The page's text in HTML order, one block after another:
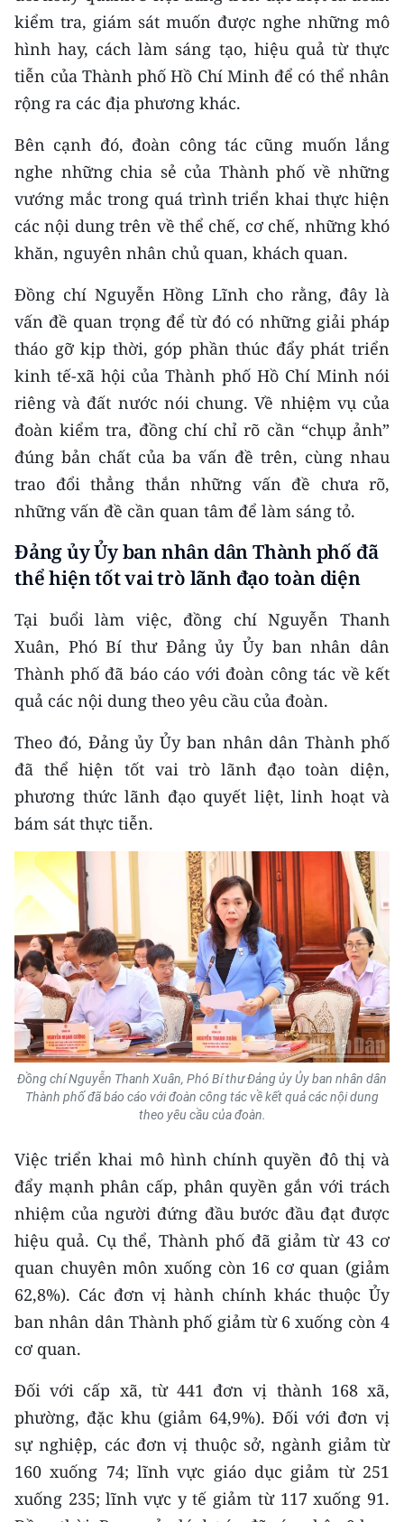
Media Thể thao
Media Giáo dục
Media Y tế
Media Khoa học - Công nghệ
Media Môi trường
Ảnh
Infographic
TIN MỚI
TIN ĐỊA PHƯƠNG
Trung du và miền núi phía Bắc
Đồng bằng sông Hồng
Bắc Trung Bộ
Nguyên
Đông Nam Bộ
Đồng bằng sông Cửu Long
Chuyên trang Hà Nội
Chuyên trang TP. Hồ Chí Minh
CHUYÊN ĐỀ
CÁC CHUYÊN TRANG
VỀ BÁO NHÂN DÂN
THỜI NAY
NHÂN DÂN CUỐI TUẦN
NHÂN DÂN HẰNG THÁNG
MUA BÁO
ĐỌC BÁO IN
中文
FRANÇAIS
РУССКИЙ
ESPAÑOL
한국어
kiểm tra, giám sát muốn được nghe những mô
hình hay, cách làm sáng tạo, hiệu quả từ thực
tiễn của Thành phố Hồ Chí Minh để có thể nhân
rộng ra các địa phương khác.
Bên cạnh đó, đoàn công tác cũng muốn lắng
nghe những chia sẻ của Thành phố về những
vướng mắc trong quá trình triển khai thực hiện
các nội dung trên về thể chế, cơ chế, những khó
khăn, nguyên nhân chủ quan, khách quan.
Đồng chí Nguyễn Hồng Lĩnh cho rằng, đây là
vấn đề quan trọng để từ đó có những giải pháp
tháo gỡ kịp thời, góp phần thúc đẩy phát triển
kinh tế-xã hội của Thành phố Hồ Chí Minh nói
riêng và đất nước nói chung. Về nhiệm vụ của
đoàn kiểm tra, đồng chí chỉ rõ cần “chụp ảnh”
đúng bản chất của ba vấn đề trên, cùng nhau
trao đổi thẳng thắn những vấn đề chưa rõ,
những vấn đề cần quan tâm để làm sáng tỏ.
Đảng ủy Ủy ban nhân dân Thành phố đã
thể hiện tốt vai trò lãnh đạo toàn diện
Tại buổi làm việc, đồng chí Nguyễn Thanh
Xuân, Phó Bí thư Đảng ủy Ủy ban nhân dân
Thành phố đã báo cáo với đoàn công tác về kết
quả các nội dung theo yêu cầu của đoàn.
Theo đó, Đảng ủy Ủy ban nhân dân Thành phố
đã thể hiện tốt vai trò lãnh đạo toàn diện,
phương thức lãnh đạo quyết liệt, linh hoạt và
bám sát thực tiễn.
Đồng chí Nguyễn Thanh Xuân, Phó Bí thư Đảng ủy Ủy ban nhân dân
Thành phố đã báo cáo với đoàn công tác về kết quả các nội dung
theo yêu cầu của đoàn.
Việc triển khai mô hình chính quyền đô thị và
đẩy mạnh phân cấp, phân quyền gắn với trách
nhiệm của người đứng đầu bước đầu đạt được
hiệu quả. Cụ thể, Thành phố đã giảm từ 43 cơ
quan chuyên môn xuống còn 16 cơ quan (giảm
62,8%). Các đơn vị hành chính khác thuộc Ủy
ban nhân dân Thành phố giảm từ 6 xuống còn 4
cơ quan.
Đối với cấp xã, từ 441 đơn vị thành 168 xã,
phường, đặc khu (giảm 64,9%). Đối với đơn vị
sự nghiệp, các đơn vị thuộc sở, ngành giảm từ
160 xuống 74; lĩnh vực giáo dục giảm từ 251
xuống 235; lĩnh vực y tế giảm từ 117 xuống 91.